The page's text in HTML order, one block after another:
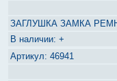
ЗАГЛУШКА ЗАМКА
+
46941